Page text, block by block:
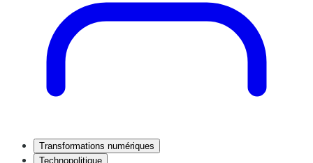
Transformations numériques
Technopolitique